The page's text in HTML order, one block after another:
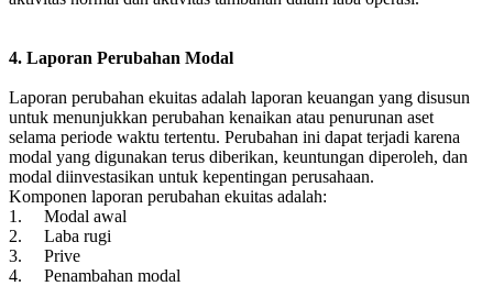
4. Laporan Perubahan Modal
Laporan perubahan ekuitas adalah laporan keuangan yang disusun
untuk menunjukkan perubahan kenaikan atau penurunan aset
selama periode waktu tertentu. Perubahan ini dapat terjadi karena
modal yang digunakan terus diberikan, keuntungan diperoleh, dan
modal diinvestasikan untuk kepentingan perusahaan.
Komponen laporan perubahan ekuitas adalah:
1. Modal awal
2. Laba rugi
3. Prive
4. Penambahan modal